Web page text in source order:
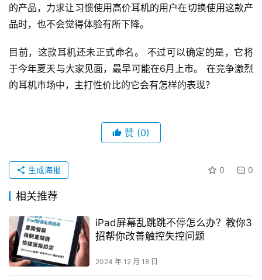
的产品，力求让习惯使用高价耳机的用户在切换使用这款产
品时，也不会觉得体验有所下降。
目前，这款耳机还未正式命名。 不过可以确定的是，它将
于今年夏天与大家见面，最早可能在6月上市。 在竞争激烈
的耳机市场中，主打性价比的它会有怎样的表现？
赞 (0)
0 0
生成海报
相关推荐
iPad屏幕乱跳跳不停怎么办？教你3
招帮你改善触控失控问题
2024 年 12 月 18 日